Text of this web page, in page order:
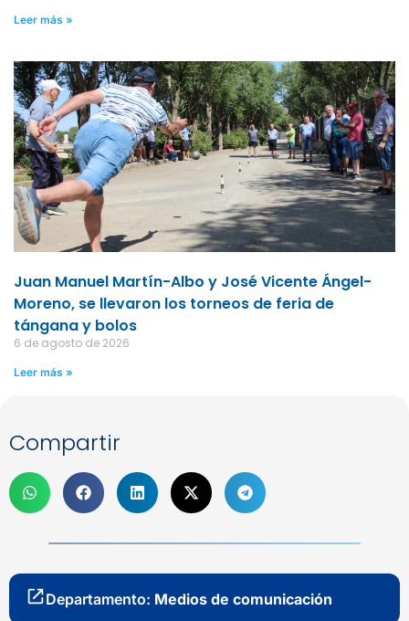
Leer más »
Juan Manuel Martín-Albo y José Vicente Ángel-
Moreno, se llevaron los torneos de feria de
tángana y bolos
6 de agosto de 2026
Leer más »
Compartir
Departamento: Medios de comunicación